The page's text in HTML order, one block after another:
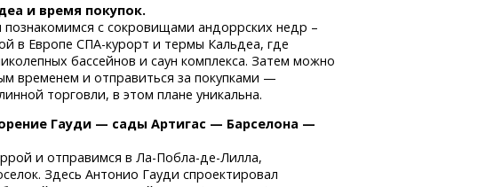
и время покупок.
с сокровищами андоррских недр –
в ЕвропеСПА-курорт и термы Кальдеа, где
бассейнов и саун комплекса. Затем можно
временем и отправиться за покупками —
торговли, в этом плане уникальна.
Гауди — сады Артигас — Барселона —
и отправимсяв Ла-Побла-де-Лилла,
Здесь Антонио Гауди спроектировал